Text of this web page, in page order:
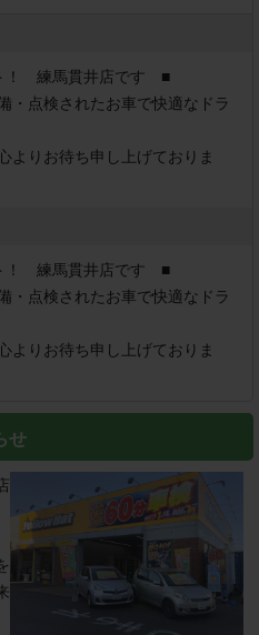
　練馬貫井店です　■
・点検されたお車で快適なドラ
よりお待ち申し上げておりま
　練馬貫井店です　■
・点検されたお車で快適なドラ
よりお待ち申し上げておりま
せ